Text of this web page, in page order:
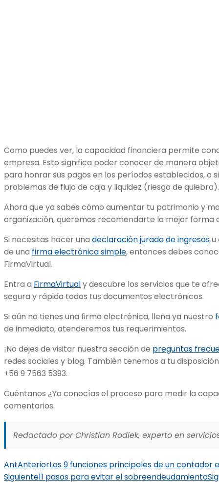
Como puedes ver, la capacidad financiera permite
empresa. Esto significa poder conocer de manera
para honrar sus pagos en los períodos establecidos, o
problemas de flujo de caja y liquidez (riesgo de quiebra).
Ahora que ya sabes cómo aumentar tu patrimonio y
organización, queremos recomendarte la mejor forma
Si necesitas hacer una declaración jurada de ingresosu
de una firma electrónica simple, entonces debes
FirmaVirtual.
Entra a FirmaVirtualy descubre los servicios que te
segura y rápida todos tus documentos electrónicos.
Si aún no tienes una firma electrónica, llena ya nuestro
de inmediato, atenderemos tus requerimientos.
¡No dejes de visitar nuestra sección de preguntas
redes sociales y blog. También tenemos a tu
+56 9 7563 5393.
Cuéntanos ¿Ya conocías el proceso para medir la
comentarios.
Redactado por Christian Rodiek, experto en
AntAnteriorLas 9 funciones principales de un contador
Siguiente11 pasos para evitar el sobreendeudamiento